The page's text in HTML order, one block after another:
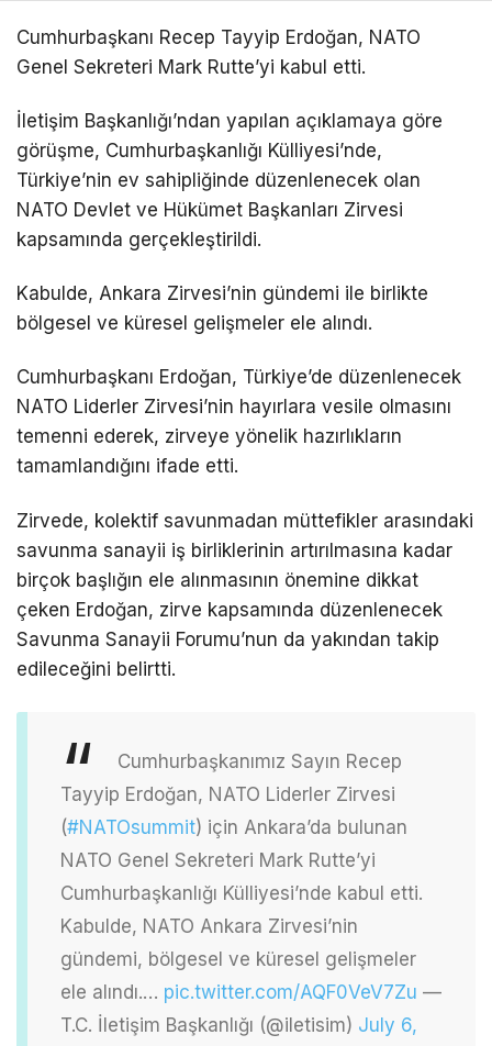
Cumhurbaşkanı Recep Tayyip Erdoğan, NATO
Genel Sekreteri Mark Rutte’yi kabul etti.
İletişim Başkanlığı’ndan yapılan açıklamaya göre
görüşme, Cumhurbaşkanlığı Külliyesi’nde,
Türkiye’nin ev sahipliğinde düzenlenecek olan
NATO Devlet ve Hükümet Başkanları Zirvesi
kapsamında gerçekleştirildi.
Kabulde, Ankara Zirvesi’nin gündemi ile birlikte
bölgesel ve küresel gelişmeler ele alındı.
Cumhurbaşkanı Erdoğan, Türkiye’de düzenlenecek
NATO Liderler Zirvesi’nin hayırlara vesile olmasını
temenni ederek, zirveye yönelik hazırlıkların
tamamlandığını ifade etti.
Zirvede, kolektif savunmadan müttefikler arasındaki
savunma sanayii iş birliklerinin artırılmasına kadar
birçok başlığın ele alınmasının önemine dikkat
çeken Erdoğan, zirve kapsamında düzenlenecek
Savunma Sanayii Forumu’nun da yakından takip
edileceğini belirtti.
Cumhurbaşkanımız Sayın Recep
Tayyip Erdoğan, NATO Liderler Zirvesi
(#NATOsummit) için Ankara’da bulunan
NATO Genel Sekreteri Mark Rutte’yi
Cumhurbaşkanlığı Külliyesi’nde kabul etti.
Kabulde, NATO Ankara Zirvesi’nin
gündemi, bölgesel ve küresel gelişmeler
ele alındı.… pic.twitter.com/AQF0VeV7Zu —
T.C. İletişim Başkanlığı (@iletisim) July 6,